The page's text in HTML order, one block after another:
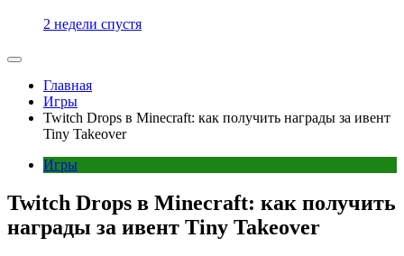
2 недели спустя
Главная
Игры
Twitch Drops в Minecraft: как получить награды за ивент
Tiny Takeover
Игры
Twitch Drops в Minecraft: как получить
награды за ивент Tiny Takeover